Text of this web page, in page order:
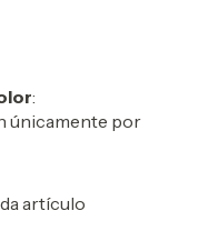
:
únicamente por
artículo